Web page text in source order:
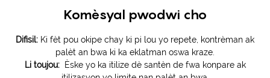
Komèsyal pwodwi cho
Difisil: Ki fèt pou okipe chay ki pi lou yo repete, kontrèman ak
palèt an bwa ki ka eklatman oswa kraze.
Li toujou:
Èske yo ka itilize dè santèn de fwa konpare ak